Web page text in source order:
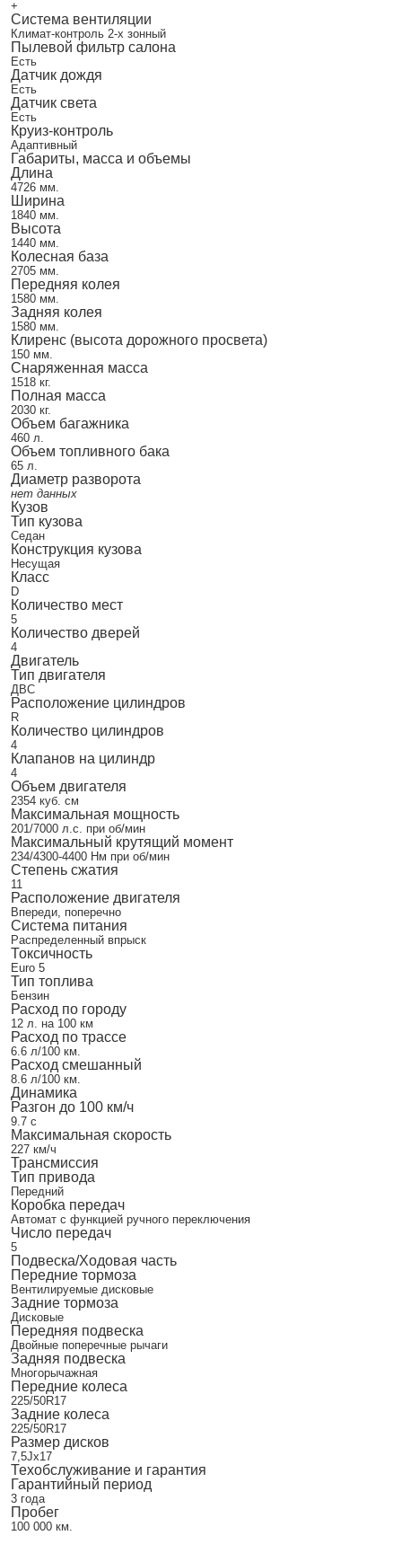
+
Система вентиляции
Климат-контроль 2-х зонный
Пылевой фильтр салона
Есть
Датчик дождя
Есть
Датчик света
Есть
Круиз-контроль
Адаптивный
Габариты, масса и объемы
Длина
4726 мм.
Ширина
1840 мм.
Высота
1440 мм.
Колесная база
2705 мм.
Передняя колея
1580 мм.
Задняя колея
1580 мм.
Клиренс (высота дорожного просвета)
150 мм.
Снаряженная масса
1518 кг.
Полная масса
2030 кг.
Объем багажника
460 л.
Объем топливного бака
65 л.
Диаметр разворота
нет данных
Кузов
Тип кузова
Седан
Конструкция кузова
Несущая
Класс
D
Количество мест
5
Количество дверей
4
Двигатель
Тип двигателя
ДВС
Расположение цилиндров
R
Количество цилиндров
4
Клапанов на цилиндр
4
Объем двигателя
2354 куб. см
Максимальная мощность
201/7000 л.с. при об/мин
Максимальный крутящий момент
234/4300-4400 Нм при об/мин
Степень сжатия
11
Расположение двигателя
Впереди, поперечно
Система питания
Распределенный впрыск
Токсичность
Euro 5
Тип топлива
Бензин
Расход по городу
12 л. на 100 км
Расход по трассе
6.6 л/100 км.
Расход смешанный
8.6 л/100 км.
Динамика
Разгон до 100 км/ч
9.7 с
Максимальная скорость
227 км/ч
Трансмиссия
Тип привода
Передний
Коробка передач
Автомат с функцией ручного переключения
Число передач
5
Подвеска/Ходовая часть
Передние тормоза
Вентилируемые дисковые
Задние тормоза
Дисковые
Передняя подвеска
Двойные поперечные рычаги
Задняя подвеска
Многорычажная
Передние колеса
225/50R17
Задние колеса
225/50R17
Размер дисков
7,5Jx17
Техобслуживание и гарантия
Гарантийный период
3 года
Пробег
100 000 км.